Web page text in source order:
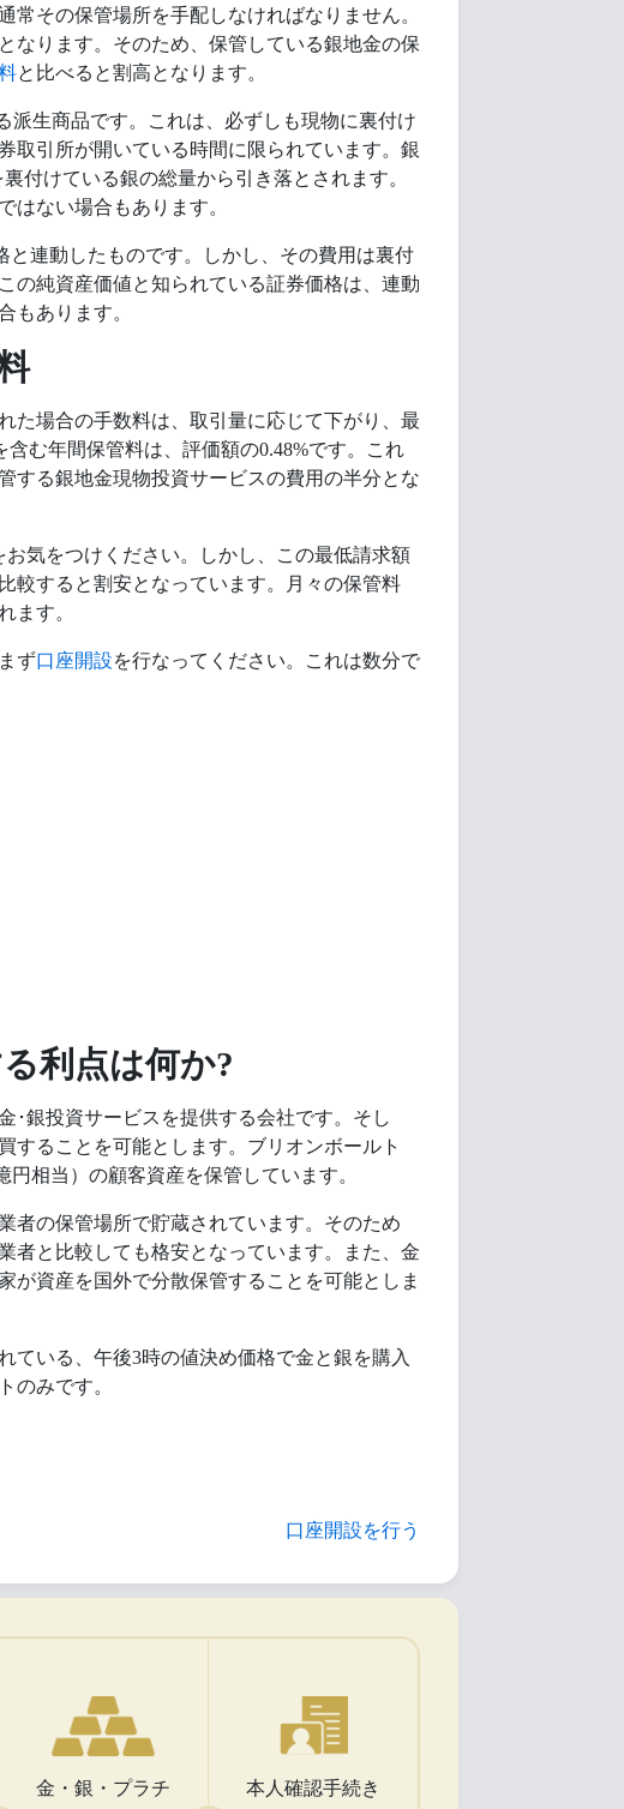
その保管場所を手配しなければなりません。
なります。そのため、保管している銀地金の保
と比べると割高となります。
派生商品です。これは、必ずしも現物に裏付け
取引所が開いている時間に限られています。銀
付けている銀の総量から引き落とされます。
はない場合もあります。
と連動したものです。しかし、その費用は裏付
の純資産価値と知られている証券価格は、連動
もあります。
た場合の手数料は、取引量に応じて下がり、最
む年間保管料は、評価額の0.48%です。これ
する銀地金現物投資サービスの費用の半分とな
気をつけください。しかし、この最低請求額
較すると割安となっています。月々の保管料
ます。
ず口座開設を行なってください。これは数分で
利点は何か?
･銀投資サービスを提供する会社です。そし
することを可能とします。ブリオンボールト
相当）の顧客資産を保管しています。
者の保管場所で貯蔵されています。そのため
者と比較しても格安となっています。また、金
が資産を国外で分散保管することを可能としま
ている、午後3時の値決め価格で金と銀を購入
のみです。
口座開設を行う
金・銀・プラチ
本人確認手続き